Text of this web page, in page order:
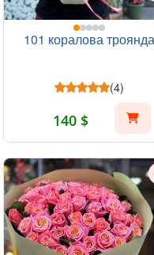
101 коралова троянда
(4)
140 $